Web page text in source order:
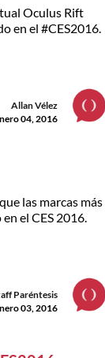
Oculus Rift
en el #CES2016.
Allan Vélez
04, 2016
las marcas más
el CES 2016.
Paréntesis
03, 2016